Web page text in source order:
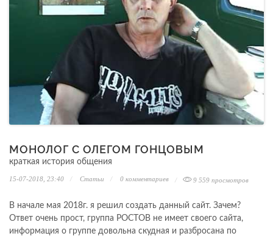
МОНОЛОГ С ОЛЕГОМ ГОНЦОВЫМ
краткая история общения
15-07-2018, 23:40 Статьи 0 комментариев 9 559 просмотров
В начале мая 2018г. я решил создать данный сайт. Зачем?
Ответ очень прост, группа РОСТОВ не имеет своего сайта,
информация о группе довольна скудная и разбросана по